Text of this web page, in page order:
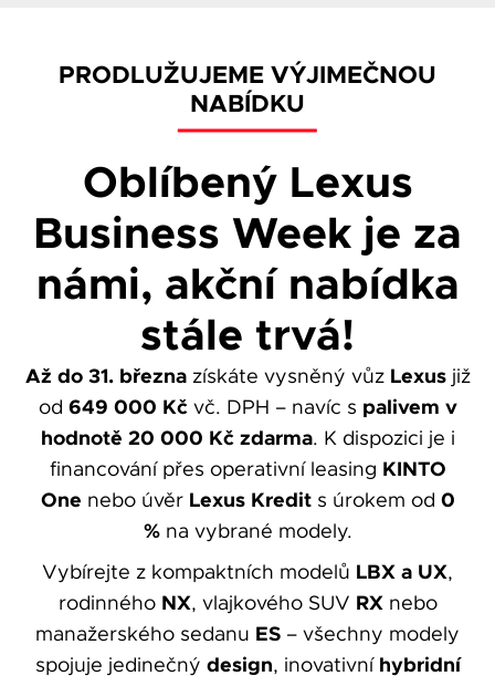
PRODLUŽUJEME VÝJIMEČNOU
NABÍDKU
Oblíbený Lexus
Business Week je za
námi, akční nabídka
stále trvá!
Až do 31. březnazískáte vysněný vůz Lexusjiž
od 649 000 Kčvč. DPH – navíc s palivem v
hodnotě 20 000 Kč zdarma. K dispozici je i
financování přes operativní leasing KINTO
One nebo úvěr Lexus Kredits úrokem od 0
%na vybrané modely.
Vybírejte z kompaktních modelů LBX a UX,
rodinného NX, vlajkového SUV RXnebo
manažerského sedanu ES – všechny modely
spojuje jedinečný design, inovativní hybridní